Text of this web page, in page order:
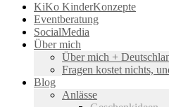
KiKo KinderKonzepte
Eventberatung
SocialMedia
Über mich
Über mich +
Fragen kostet nichts,
Blog
Anlässe